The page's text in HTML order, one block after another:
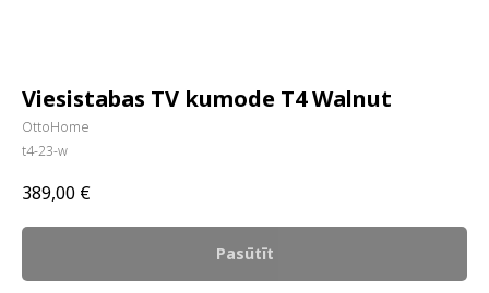
Viesistabas TV kumode T4 Walnut
OttoHome
t4-23-w
389,00 €
Pasūtīt